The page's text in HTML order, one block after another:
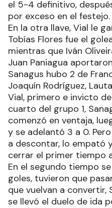
el 5-4 definitivo,
por exceso en el festejo.
En la otra llave, Vial le
Tobías Flores fue el
mientras que Iván
Juan Paniagua
Sanagus hubo 2 de
Joaquín Rodríguez,
Vial, primero e invicto
cuarto del grupo 1,
comenzó en ventaja,
y se adelantó 3 a 0.
a descontar, lo empató
cerrar el primer tiempo
En el segundo tiempo
goles, tuvieron que
que vuelvan a convertir,
se llevó el duelo de ida